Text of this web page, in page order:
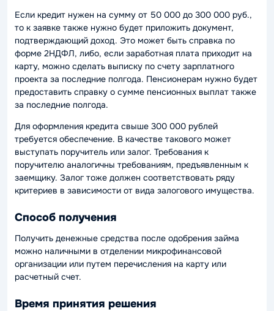
Если кредит нужен на сумму от 50 000 до 300 000 руб.,
то к заявке также нужно будет приложить документ,
подтверждающий доход. Это может быть справка по
форме 2НДФЛ, либо, если заработная плата приходит на
карту, можно сделать выписку по счету зарплатного
проекта за последние полгода. Пенсионерам нужно будет
предоставить справку о сумме пенсионных выплат также
за последние полгода.
Для оформления кредита свыше 300 000 рублей
требуется обеспечение. В качестве такового может
выступать поручитель или залог. Требования к
поручителю аналогичны требованиям, предъявленным к
заемщику. Залог тоже должен соответствовать ряду
критериев в зависимости от вида залогового имущества.
Способ получения
Получить денежные средства после одобрения займа
можно наличными в отделении микрофинансовой
организации или путем перечисления на карту или
расчетный счет.
Время принятия решения